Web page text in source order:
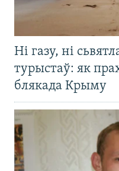
Ні газу, ні
турыстаў: як
блякада Крыму